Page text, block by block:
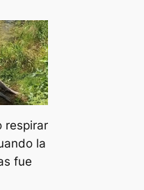
respirar
la
fue